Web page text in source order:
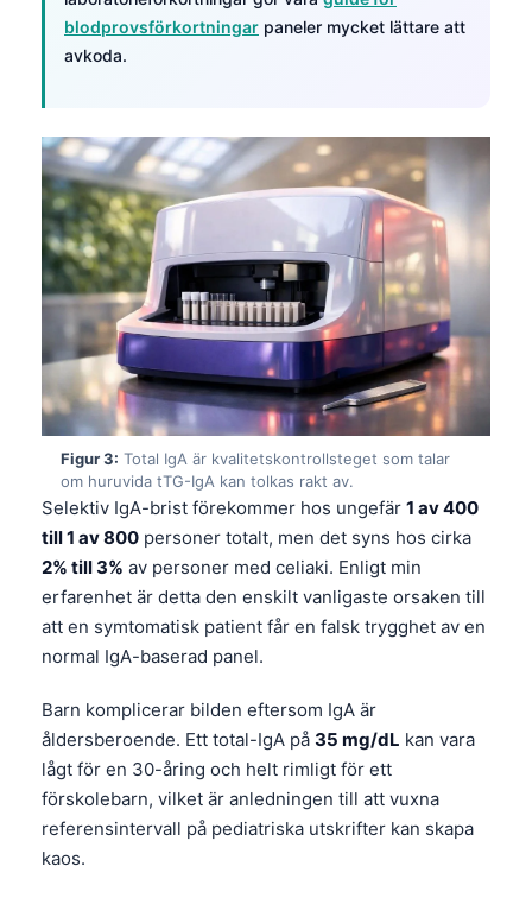
blodprovsförkortningar paneler mycket lättare att
avkoda.
Figur 3: Total IgA är kvalitetskontrollsteget som talar
om huruvida tTG-IgA kan tolkas rakt av.
Selektiv IgA-brist förekommer hos ungefär 1 av 400
till 1 av 800 personer totalt, men det syns hos cirka
2% till 3% av personer med celiaki. Enligt min
erfarenhet är detta den enskilt vanligaste orsaken till
att en symtomatisk patient får en falsk trygghet av en
normal IgA-baserad panel.
Barn komplicerar bilden eftersom IgA är
åldersberoende. Ett total-IgA på 35 mg/dL kan vara
lågt för en 30-åring och helt rimligt för ett
förskolebarn, vilket är anledningen till att vuxna
referensintervall på pediatriska utskrifter kan skapa
kaos.